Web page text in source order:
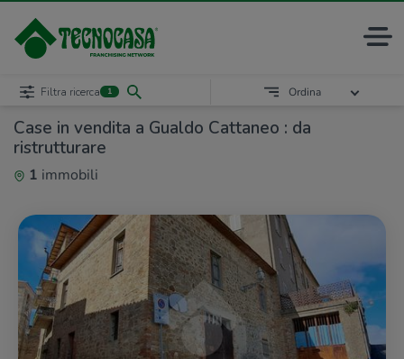
Case in vendita a Gualdo Cattaneo : da
ristrutturare
1 immobili
Filtra ricerca 1 Ordina